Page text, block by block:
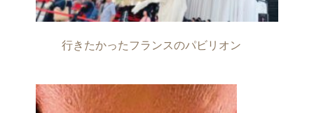
行きたかったフランスのパビリオン